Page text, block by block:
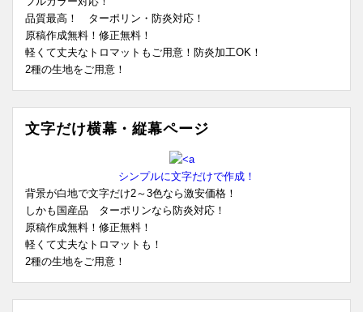
品質最高！ ターポリン・防炎対応！
原稿作成無料！修正無料！
軽くて丈夫なトロマットもご用意！防炎加工OK！
2種の生地をご用意！
文字だけ横幕・縦幕ページ
シンプルに文字だけで作成！
背景が白地で文字だけ2～3色なら激安価格！
しかも国産品 ターポリンなら防炎対応！
原稿作成無料！修正無料！
軽くて丈夫なトロマットも！
2種の生地をご用意！